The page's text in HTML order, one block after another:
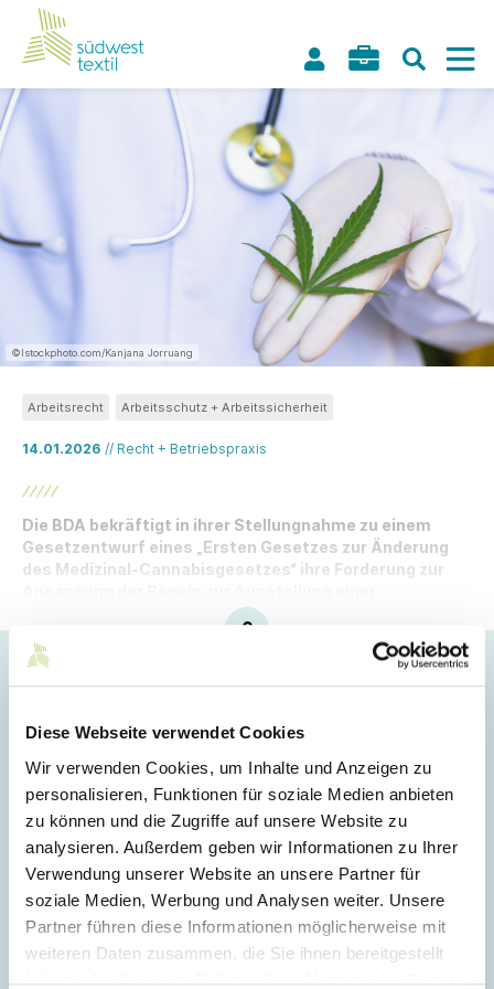
Diese Webseite verwendet Cookies
Wir verwenden Cookies, um Inhalte und Anzeigen zu
personalisieren, Funktionen für soziale Medien anbieten
zu können und die Zugriffe auf unsere Website zu
analysieren. Außerdem geben wir Informationen zu Ihrer
Verwendung unserer Website an unsere Partner für
soziale Medien, Werbung und Analysen weiter. Unsere
Partner führen diese Informationen möglicherweise mit
weiteren Daten zusammen, die Sie ihnen bereitgestellt
©Istockphoto.com/Kanjana Jorruang
14.01.2026 // Recht + Betriebspraxis
Arbeitsrecht Arbeitsschutz + Arbeitssicherheit
Die BDA bekräftigt in ihrer Stellungnahme zu einem
Gesetzentwurf eines „Ersten Gesetzes zur Änderung
des Medizinal-Cannabisgesetzes“ ihre Forderung zur
Arbeitsunfähigkeitsbescheinigung.
Login
E-Mail